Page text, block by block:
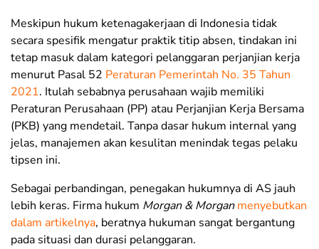
Meskipun hukum ketenagakerjaan di Indonesia tidak
secara spesifik mengatur praktik titip absen, tindakan ini
tetap masuk dalam kategori pelanggaran perjanjian kerja
menurut Pasal 52 Peraturan Pemerintah No. 35 Tahun
2021. Itulah sebabnya perusahaan wajib memiliki
Peraturan Perusahaan (PP) atau Perjanjian Kerja Bersama
(PKB) yang mendetail. Tanpa dasar hukum internal yang
jelas, manajemen akan kesulitan menindak tegas pelaku
tipsen ini.
Sebagai perbandingan, penegakan hukumnya di AS jauh
lebih keras. Firma hukum Morgan & Morganmenyebutkan
dalam artikelnya, beratnya hukuman sangat bergantung
pada situasi dan durasi pelanggaran.